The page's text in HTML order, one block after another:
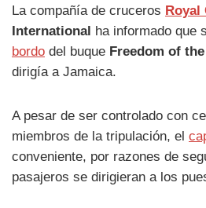
La compañía de cruceros Royal
International ha informado que
bordo del buque Freedom of
dirigía a Jamaica.
A pesar de ser controlado con
miembros de la tripulación, el
conveniente, por razones de
pasajeros se dirigieran a los